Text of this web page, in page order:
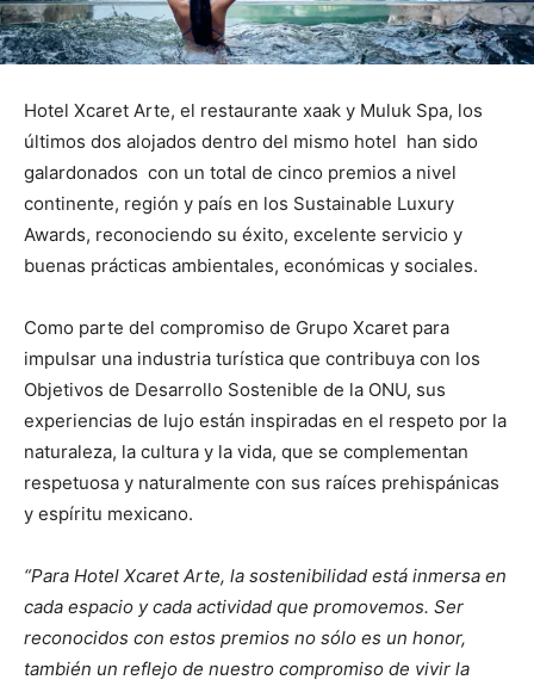
Hotel Xcaret Arte, el restaurante xaak y Muluk Spa, los
últimos dos alojados dentro del mismo hotel han sido
galardonados con un total de cinco premios a nivel
continente, región y país en los Sustainable Luxury
Awards, reconociendo su éxito, excelente servicio y
buenas prácticas ambientales, económicas y sociales.
Como parte del compromiso de Grupo Xcaret para
impulsar una industria turística que contribuya con los
Objetivos de Desarrollo Sostenible de la ONU, sus
experiencias de lujo están inspiradas en el respeto por la
naturaleza, la cultura y la vida, que se complementan
respetuosa y naturalmente con sus raíces prehispánicas
y espíritu mexicano.
“Para Hotel Xcaret Arte, la sostenibilidad está inmersa en
cada espacio y cada actividad que promovemos. Ser
reconocidos con estos premios no sólo es un honor,
también un reflejo de nuestro compromiso de vivir la